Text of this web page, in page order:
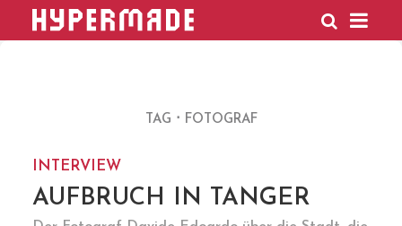
HYPERMADE
TAG FOTOGRAF
INTERVIEW
AUFBRUCH IN TANGER